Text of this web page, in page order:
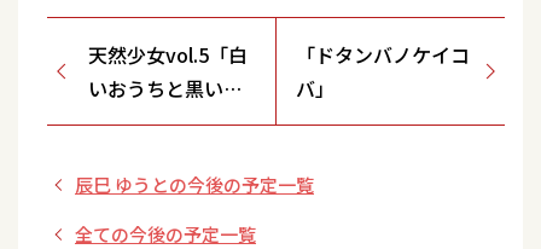
天然少女vol.5「白
いおうちと黒いと
もだち」
「ドタンバノケイコ
バ」
辰巳 ゆうとの今後の予定一覧
全ての今後の予定一覧